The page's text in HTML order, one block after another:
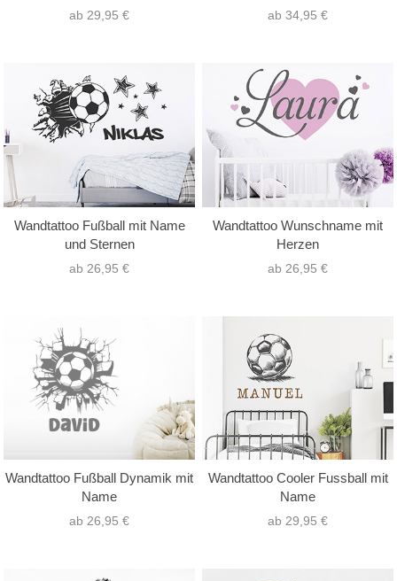
ab 29,95 € ab 34,95 €
Wandtattoo Fußball mit Name
und Sternen
ab 26,95 €
Wandtattoo Wunschname mit
Herzen
ab 26,95 €
Wandtattoo Fußball Dynamik mit
Name
ab 26,95 €
Wandtattoo Cooler Fussball mit
Name
ab 29,95 €